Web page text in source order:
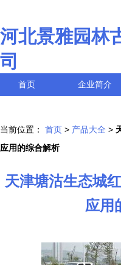
河北景雅园林
司
首页 企业简介
当前位置： 首页 > 产品大全 >
应用的综合解析
天津塘沽生态城
应用